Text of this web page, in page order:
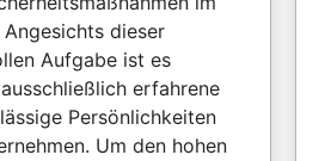
dieser
Aufgabe ist es
erfahrene
Persönlichkeiten
Um den hohen